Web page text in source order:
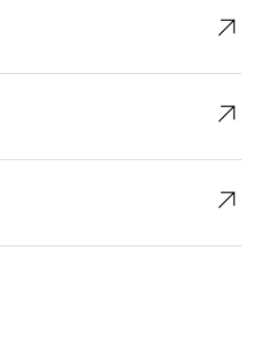
↗︎
↗︎
↗︎